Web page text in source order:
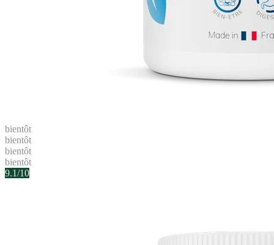
bientôt
bientôt
bientôt
bientôt
9.1/10